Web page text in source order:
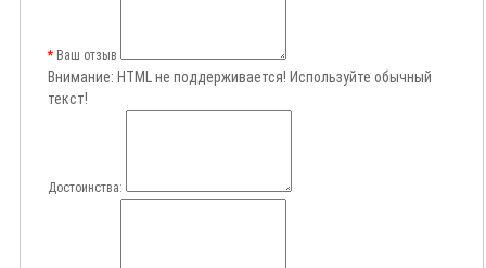
Ваш отзыв
Внимание: HTML не поддерживается! Используйте обычный
текст!
Достоинства: